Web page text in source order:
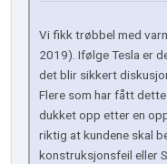
Vi fikk trøbbel med
2019). Ifølge Tesla er
det blir sikkert
Flere som har fått
dukket opp etter en
riktig at kundene skal
konstruksjonsfeil eller